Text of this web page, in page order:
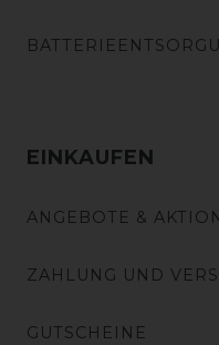
EINKAUFEN
ANGEBOTE &
ZAHLUNG UND
GUTSCHEINE